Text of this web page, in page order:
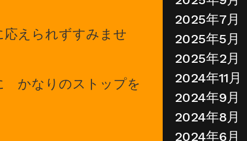
えられずすみませ
かなりのストップを
2025年7月
2025年5月
2025年2月
2024年11月
2024年9月
2024年8月
2024年6月